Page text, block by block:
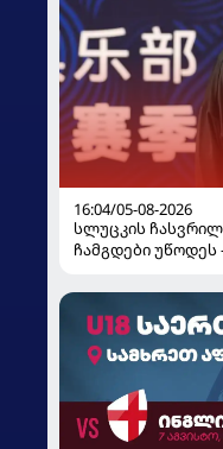
16:04/05-08-2026
სლუცკის
ჩამგდები უწოდეს